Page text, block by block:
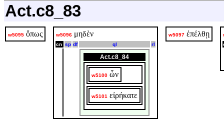
Act.c8_83
w5095 ὅπως w5096 μηδὲν
cn sp df ql rl
Act.c8_84
w5100 ὧν
w5101 εἰρήκατε
w5097 ἐπέλθῃ